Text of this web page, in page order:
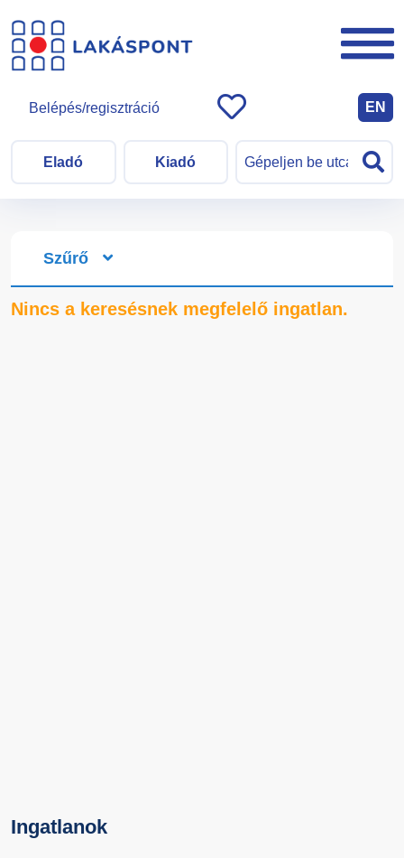
Eladó Kiadó
Belépés/regisztráció EN
Szűrő
Nincs a keresésnek megfelelő ingatlan.
Ingatlanok